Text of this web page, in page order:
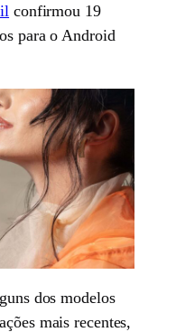
confirmou 19
para o Android
dos modelos
mais recentes,